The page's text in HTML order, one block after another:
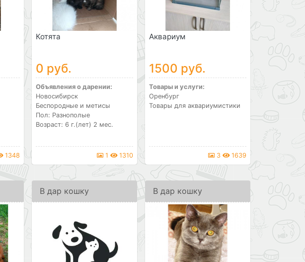
1348
Котята
0 руб.
Объявления о дарении:
Новосибирск
Беспородные и метисы
Пол: Разнополые
Возраст: 6 г.(лет) 2 мес.
1 1310
Аквариум
1500 руб.
Товары и услуги:
Оренбург
Товары для аквариумистики
3 1639
В дар кошку В дар кошку